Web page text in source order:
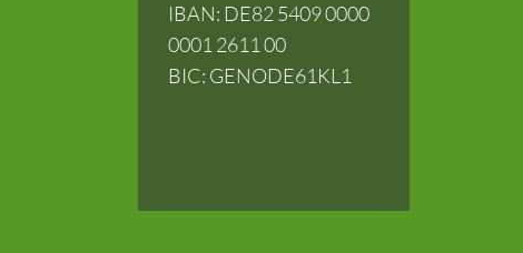
IBAN: DE82 5409 0000
0001 2611 00
BIC: GENODE61KL1